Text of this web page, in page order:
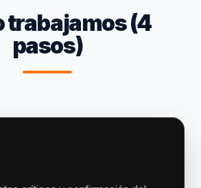
trabajamos (4
pasos)